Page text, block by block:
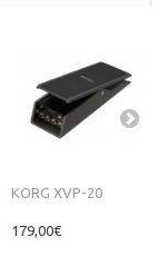
KORG XVP-20
179,00€